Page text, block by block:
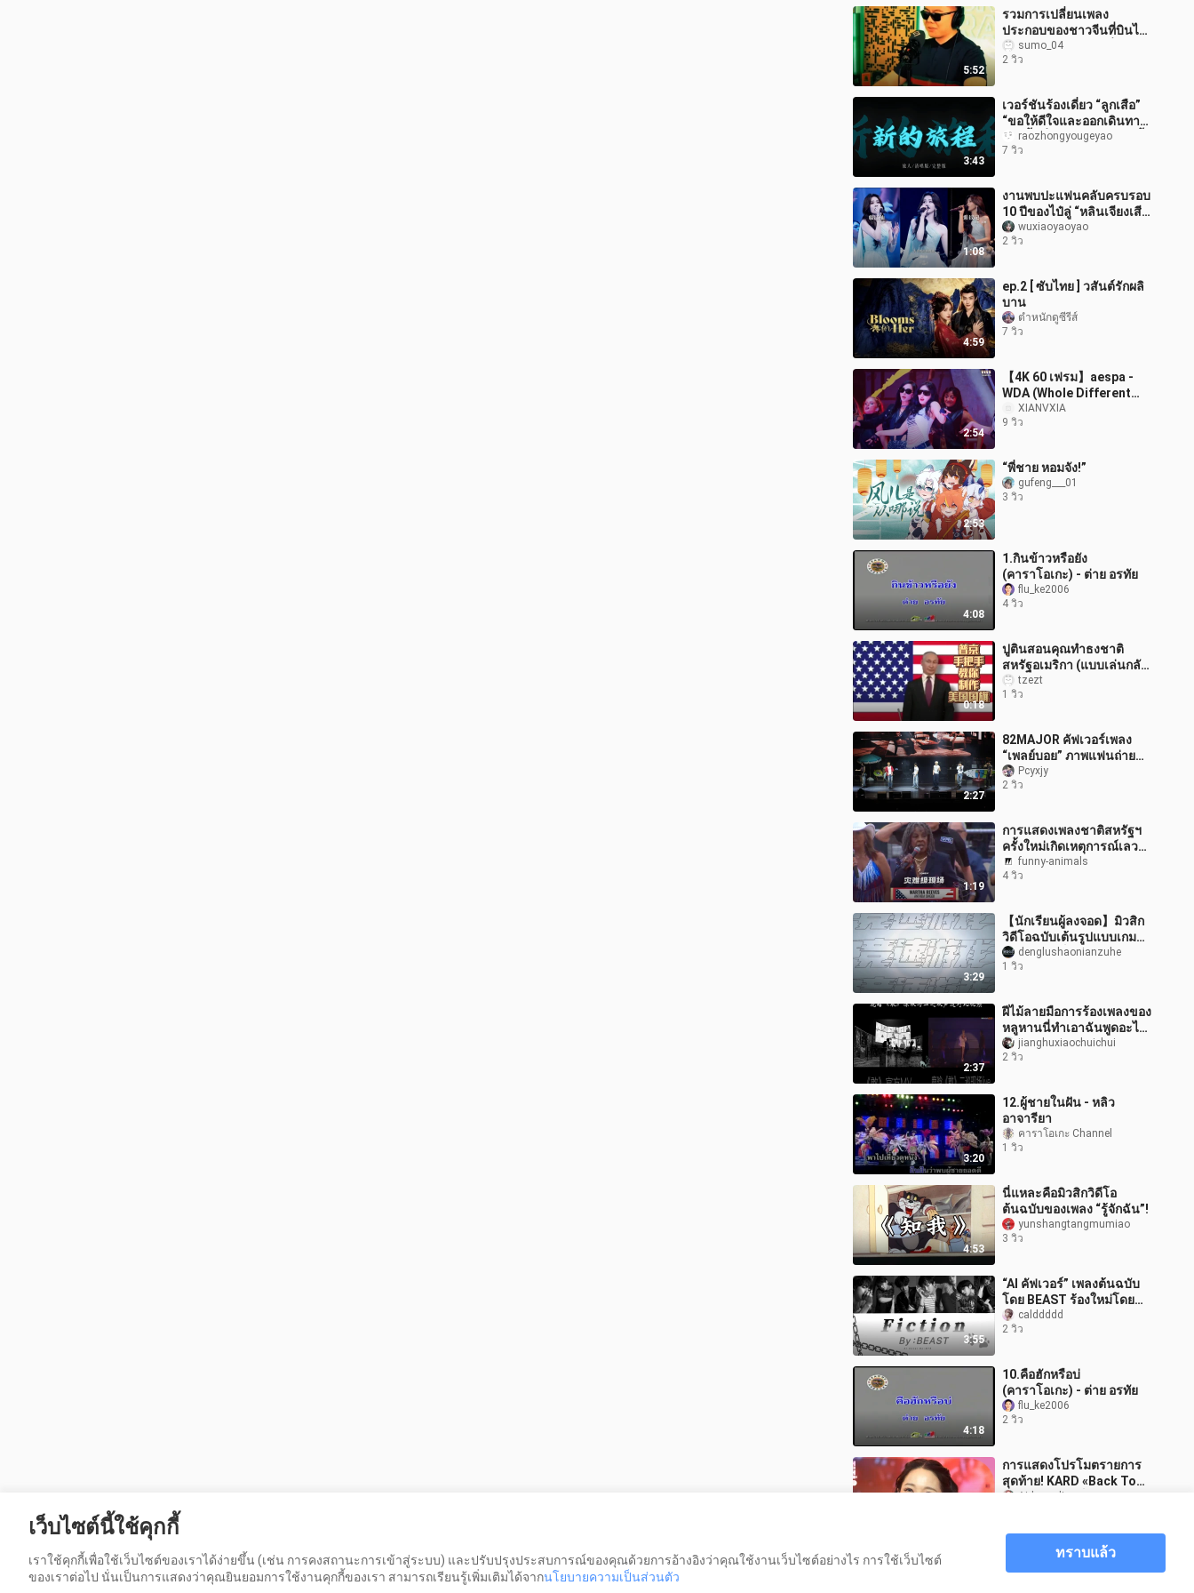
5:52
รวมการเปลี่ยนเพลง
ประกอบของชาวจีนที่บินได้
คำดีไม่เลือกทำนอง ลั่นเหล่า
ถึงกับคิดชื่อทำนองเพลงออก
sumo_04
2 วิว
3:43
เวอร์ชันร้องเดี่ยว “ลูกเสือ”
“ขอให้ดีใจและออกเดินทาง
อีกครั้ง นี่คือการเดินทางครั้ง
ใหม่”
raozhongyougeyao
7 วิว
1:08
งานพบปะแฟนคลับครบรอบ
10 ปีของไป๋ลู่ “หลินเจียงเสีย
น” ถ่ายสด 4K #ไป๋ลู่ #หลิน
เจียงเสียน #งานพบปะแฟน
wuxiaoyaoyao
2 วิว
4:59
ep.2 [ ซับไทย ] วสันต์รักผลิ
บาน
ตำหนักดูซีรีส์
7 วิว
2:54
【4K 60 เฟรม】aespa -
WDA (Whole Different
Animal) (260803)
XIANVXIA
9 วิว
2:53
“พี่ชาย หอมจัง!”
gufeng___01
3 วิว
4:08
1.กินข้าวหรือยัง
(คาราโอเกะ) - ต่าย อรทัย
flu_ke2006
4 วิว
0:18
ปูตินสอนคุณทำธงชาติ
สหรัฐอเมริกา (แบบเล่นกลับ
หลัง)tzezt
1 วิว
2:27
82MAJOR คัฟเวอร์เพลง
“เพลย์บอย” ภาพแฟนถ่าย
บนเวทีในงานพบปะแฟน
คลับที่มาเก๊า
Pcyxjy
2 วิว
1:19
การแสดงเพลงชาติสหรัฐฯ
ครั้งใหม่เกิดเหตุการณ์เลว
ร้ายสุดขีด‼️
funny-animals
4 วิว
3:29
【นักเรียนผู้ลงจอด】มิวสิก
วิดีโอฉบับเต้นรูปแบบเกม
แข่งความเร็ว
denglushaonianzuhe
1 วิว
2:37
ฝีไม้ลายมือการร้องเพลงของ
หลูหานนี่ทำเอาฉันพูดอะไร
ไม่ถูกเลย
jianghuxiaochuichui
2 วิว
3:20
12.ผู้ชายในฝัน - หลิว
อาจารียา
คาราโอเกะ Channel
1 วิว
4:53
นี่แหละคือมิวสิกวิดีโอ
ต้นฉบับของเพลง “รู้จักฉัน”!
yunshangtangmumiao
3 วิว
3:55
“AI คัฟเวอร์” เพลงต้นฉบับ
โดย BEAST ร้องใหม่โดย
BTScalddddd
2 วิว
4:18
10.คือฮักหรือบ่
(คาราโอเกะ) - ต่าย อรทัย
flu_ke2006
2 วิว
การแสดงโปรโมตรายการ
สุดท้าย! KARD «Back To
Life» เวทีคัมแบ็ก 260805
Aidouanlisuo
ENG SUB | City Z Goes To The Countryside
เว็บไซต์นี้ใช้คุกกี้
เราใช้คุกกี้เพื่อใช้เว็บไซต์ของเราได้ง่ายขึ้น (เช่น การคงสถานะการเข้าสู่ระบบ) และปรับปรุงประสบการณ์ของคุณด้วยการอ้างอิงว่าคุณใช้งานเว็บไซต์อย่างไร การใช้เว็บไซต์
ของเราต่อไป นั่นเป็นการแสดงว่าคุณยินยอมการใช้งานคุกกี้ของเรา สามารถเรียนรู้เพิ่มเติมได้จากนโยบายความเป็นส่วนตัว
ทราบแล้ว